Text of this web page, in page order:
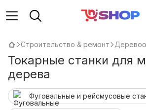
Строительство & ремонт
Токарные станки для
дерева
Фуговальные и рейсмусовые